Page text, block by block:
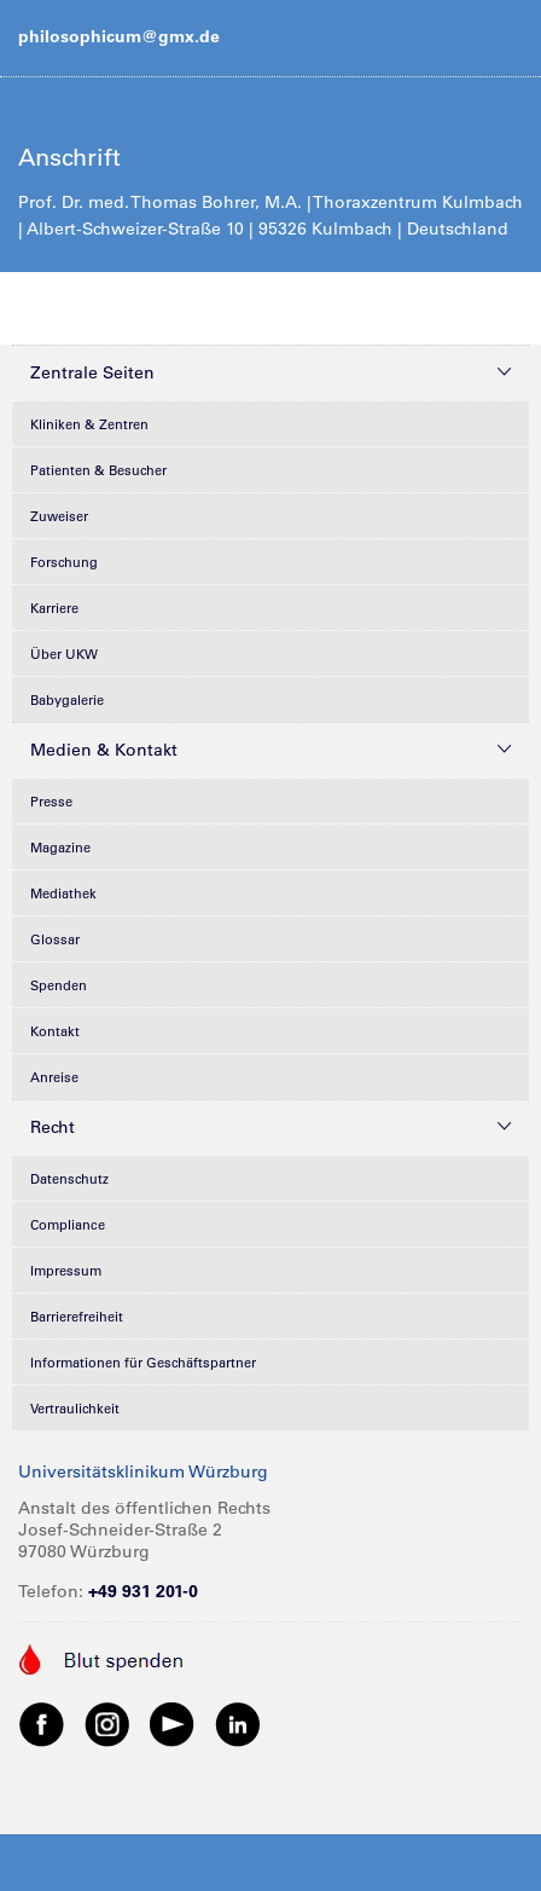
philosophicum@gmx.de
Anschrift
Prof. Dr. med. Thomas Bohrer, M.A. | Thoraxzentrum Kulmbach
| Albert-Schweizer-Straße 10 | 95326 Kulmbach | Deutschland
Zentrale Seiten
Kliniken & Zentren
Patienten & Besucher
Zuweiser
Forschung
Karriere
Über UKW
Babygalerie
Medien & Kontakt
Presse
Magazine
Mediathek
Glossar
Spenden
Kontakt
Anreise
Recht
Datenschutz
Compliance
Impressum
Barrierefreiheit
Informationen für Geschäftspartner
Vertraulichkeit
Universitätsklinikum Würzburg
Anstalt des öffentlichen Rechts
Josef-Schneider-Straße 2
97080 Würzburg
Telefon: +49 931 201-0